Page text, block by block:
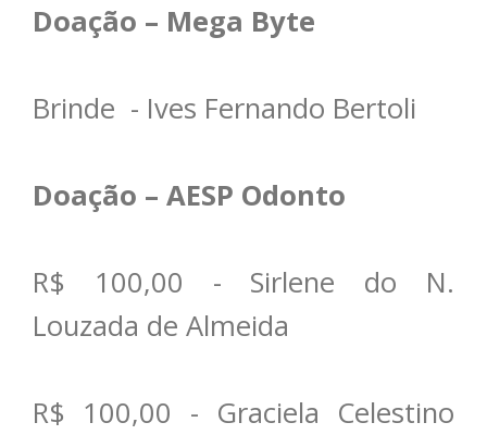
Doação – Mega Byte
Brinde - Ives Fernando Bertoli
Doação – AESP Odonto
R$ 100,00 - Sirlene do N.
Louzada de Almeida
R$ 100,00 - Graciela Celestino